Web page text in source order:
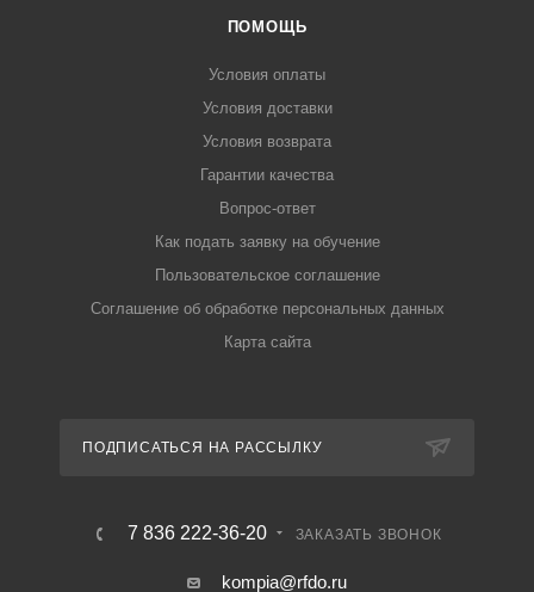
ПОМОЩЬ
Условия оплаты
Условия доставки
Условия возврата
Гарантии качества
Вопрос-ответ
Как подать заявку на обучение
Пользовательское соглашение
Соглашение об обработке персональных данных
Карта сайта
ПОДПИСАТЬСЯ НА РАССЫЛКУ
7 836 222-36-20 ЗАКАЗАТЬ ЗВОНОК
kompia@rfdo.ru